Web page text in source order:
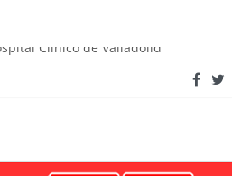
Clínico de Valladolid